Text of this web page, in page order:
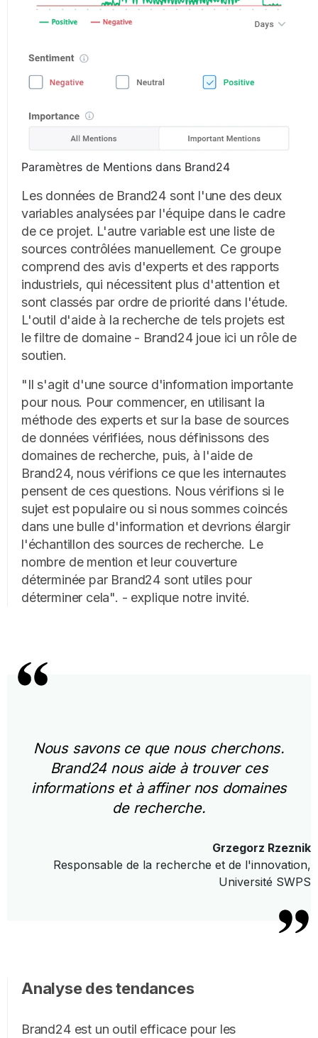
Paramètres de Mentions dans Brand24
Les données de Brand24 sont l'une des deux
variables analysées par l'équipe dans le cadre
de ce projet. L'autre variable est une liste de
sources contrôlées manuellement. Ce groupe
comprend des avis d'experts et des rapports
industriels, qui nécessitent plus d'attention et
sont classés par ordre de priorité dans l'étude.
L'outil d'aide à la recherche de tels projets est
le filtre de domaine - Brand24 joue ici un rôle de
soutien.
"Il s'agit d'une source d'information importante
pour nous. Pour commencer, en utilisant la
méthode des experts et sur la base de sources
de données vérifiées, nous définissons des
domaines de recherche, puis, à l'aide de
Brand24, nous vérifions ce que les internautes
pensent de ces questions. Nous vérifions si le
sujet est populaire ou si nous sommes coincés
dans une bulle d'information et devrions élargir
l'échantillon des sources de recherche. Le
nombre de mention et leur couverture
déterminée par Brand24 sont utiles pour
déterminer cela". - explique notre invité.
Nous savons ce que nous cherchons.
Brand24 nous aide à trouver ces
informations et à affiner nos domaines
de recherche.
Grzegorz Rzeznik
Responsable de la recherche et de l'innovation,
Université SWPS
Analyse des tendances
Brand24 est un outil efficace pour les